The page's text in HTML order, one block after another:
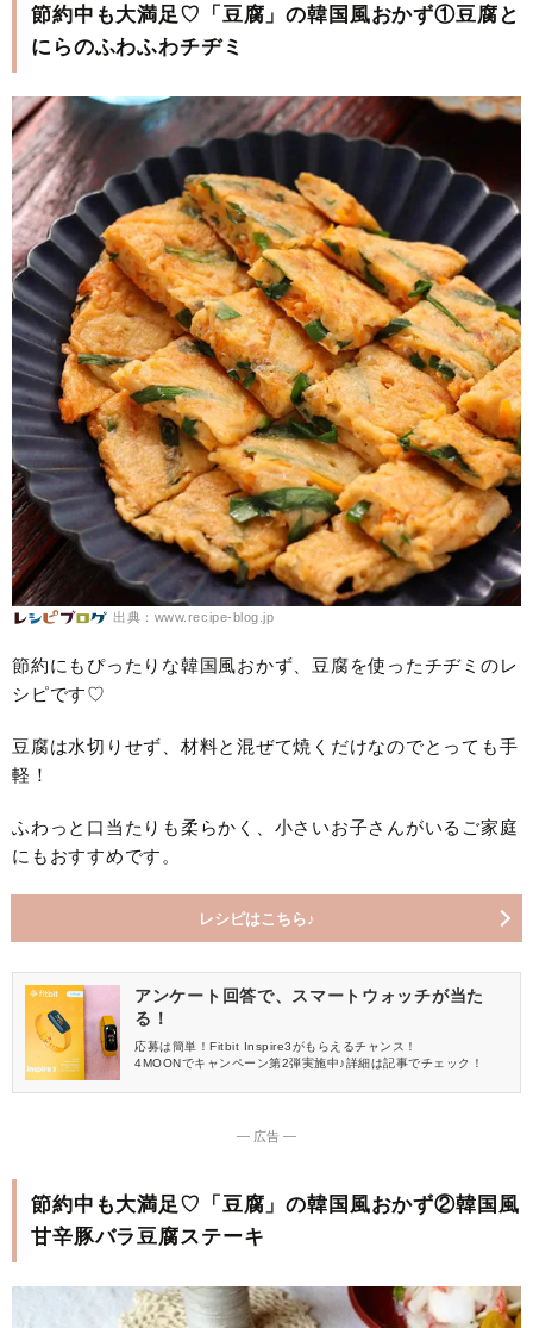
節約中も大満足♡「豆腐」の韓国風おかず①豆腐と
にらのふわふわチヂミ
出典：www.recipe-blog.jp
節約にもぴったりな韓国風おかず、豆腐を使ったチヂミのレ
シピです♡
豆腐は水切りせず、材料と混ぜて焼くだけなのでとっても手
軽！
ふわっと口当たりも柔らかく、小さいお子さんがいるご家庭
にもおすすめです。
レシピはこちら♪
アンケート回答で、スマートウォッチが当た
る！
応募は簡単！Fitbit Inspire3がもらえるチャンス！
4MOONでキャンペーン第2弾実施中♪詳細は記事でチェック！
― 広告 ―
節約中も大満足♡「豆腐」の韓国風おかず②韓国風
甘辛豚バラ豆腐ステーキ